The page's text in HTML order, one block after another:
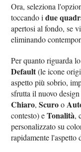
Ora, seleziona
toccando idue
apertosi al fondo, se
eliminando
Per quanto riguarda
Default(le icone
aspetto più sobrio,
sfrutta il nuovo
Chiaro,Scuroo
contesto) eTonalità,
personalizzato su
rapidamente